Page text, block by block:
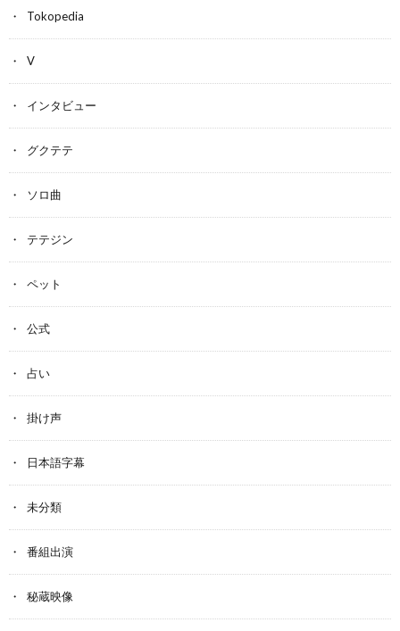
Tokopedia
V
インタビュー
グクテテ
ソロ曲
テテジン
ペット
公式
占い
掛け声
日本語字幕
未分類
番組出演
秘蔵映像